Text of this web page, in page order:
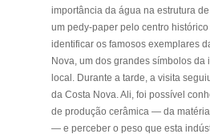
importância da água na estrutura
um pedy-paper pelo centro
identificar os famosos exemplares
Nova, um dos grandes símbolos da
local. Durante a tarde, a visita
da Costa Nova. Ali, foi possível
de produção cerâmica — da
— e perceber o peso que esta